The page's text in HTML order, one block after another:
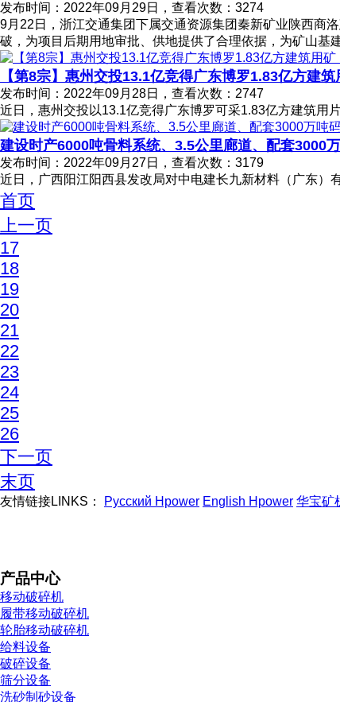
发布时间：2022年09月29日，查看次数：3274
9月22日，浙江交通集团下属交通资源集团秦新矿业陕西商
破，为项目后期用地审批、供地提供了合理依据，为矿山基
【第8宗】惠州交投13.1亿竞得广东博罗1.83亿方建
发布时间：2022年09月28日，查看次数：2747
近日，惠州交投以13.1亿竞得广东博罗可采1.83亿方建筑用
建设时产6000吨骨料系统、3.5公里廊道、配套3000
发布时间：2022年09月27日，查看次数：3179
近日，广西阳江阳西县发改局对中电建长九新材料（广东）
首页
上一页
17
18
19
20
21
22
23
24
25
26
下一页
末页
友情链接LINKS： Русский Hpower English Hpower 华宝矿
产品中心
移动破碎机
履带移动破碎机
轮胎移动破碎机
给料设备
破碎设备
筛分设备
洗砂制砂设备